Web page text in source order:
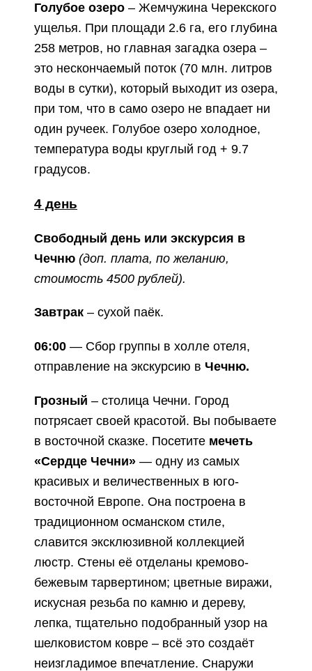
Голубое озеро – Жемчужина Черекского
ущелья. При площади 2.6 га, его глубина
258 метров, но главная загадка озера –
это нескончаемый поток (70 млн. литров
воды в сутки), который выходит из озера,
при том, что в само озеро не впадает ни
один ручеек. Голубое озеро холодное,
температура воды круглый год + 9.7
градусов.
4 день
Свободный день или экскурсия в
Чечню (доп. плата, по желанию,
стоимость 4500 рублей).
Завтрак – сухой паёк.
06:00 — Сбор группы в холле отеля,
отправление на экскурсию в Чечню.
Грозный – столица Чечни. Город
потрясает своей красотой. Вы побываете
в восточной сказке. Посетите мечеть
«Сердце Чечни» — одну из самых
красивых и величественных в юго-
восточной Европе. Она построена в
традиционном османском стиле,
славится эксклюзивной коллекцией
люстр. Стены её отделаны кремово-
бежевым тарвертином; цветные виражи,
искусная резьба по камню и дереву,
лепка, тщательно подобранный узор на
шелковистом ковре – всё это создаёт
неизгладимое впечатление. Снаружи